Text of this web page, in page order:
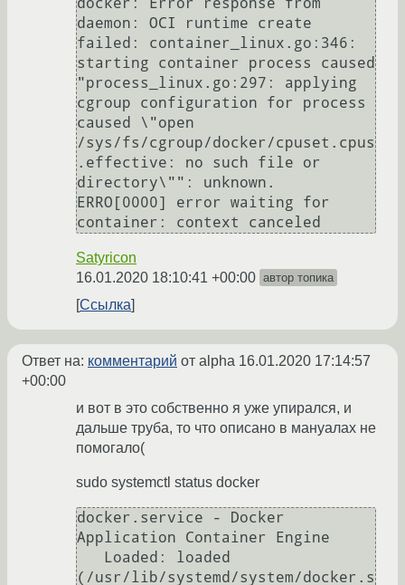
docker: Error response from
daemon: OCI runtime create
failed: container_linux.go:346:
starting container process caused
"process_linux.go:297: applying
cgroup configuration for process
caused \"open
/sys/fs/cgroup/docker/cpuset.cpus
.effective: no such file or
directory\"": unknown.
ERRO[0000] error waiting for
Satyricon
16.01.2020 18:10:41 +00:00 автор топика
Ссылка
Ответ на: комментарий от alpha 16.01.2020 17:14:57
+00:00
и вот в это собственно я уже упирался, и
дальше труба, то что описано в мануалах не
помогало(
sudo systemctl status docker
docker.service - Docker
Application Container Engine
(/usr/lib/systemd/system/docker.s